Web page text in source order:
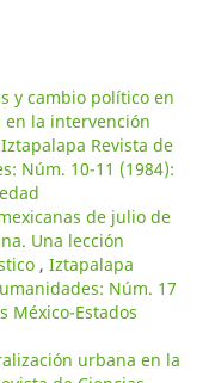
y cambio político en
en la intervención
Iztapalapa Revista de
Núm. 10-11 (1984):
de julio de
Una lección
, Iztapalapa
Núm. 17
México-Estados
urbana en la